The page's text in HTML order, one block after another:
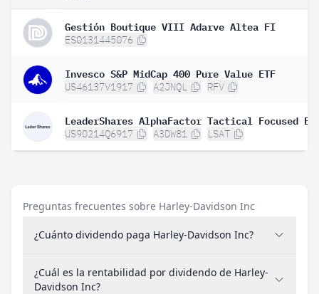
Gestión Boutique VIII Adarve Altea FI
ES0131445076
Invesco S&P MidCap 400 Pure Value ETF
US46137V1917 A2JNQL RFV
LeaderShares AlphaFactor Tactical Focused
US90214Q6917 A3DW81 LSAT
Preguntas frecuentes sobre Harley-Davidson Inc
¿Cuánto dividendo paga Harley-Davidson Inc?
¿Cuál es la rentabilidad por dividendo de Harley-
Davidson Inc?